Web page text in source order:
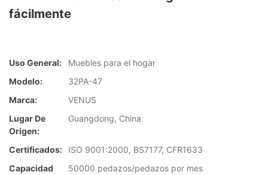
fácilmente
Uso General:
Muebles para el hogar
Modelo:
32PA-47
Marca:
VENUS
Lugar De
Origen:
Guangdong, China
Certificados:
ISO 9001:2000, BS7177, CFR1633
Capacidad
50000 pedazos/pedazos por mes